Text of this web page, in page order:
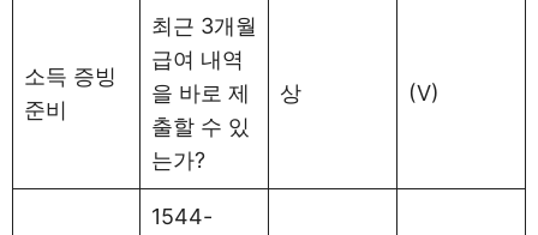
소득 증빙
준비
최근 3개월
급여 내역
을 바로 제
출할 수 있
는가?
상 (V)
1544-